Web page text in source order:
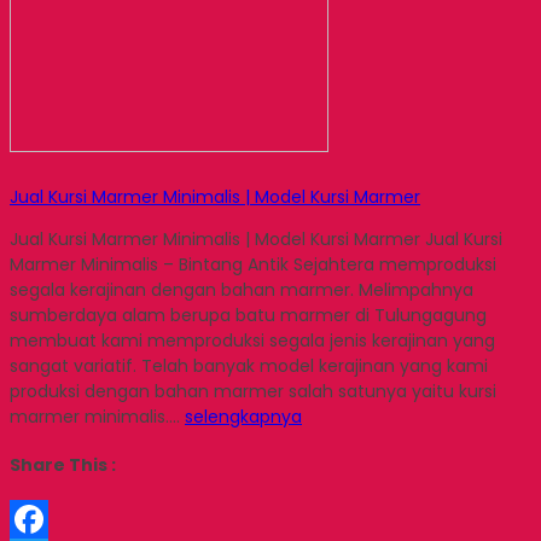
Jual Kursi Marmer Minimalis | Model Kursi Marmer
Jual Kursi Marmer Minimalis | Model Kursi Marmer Jual Kursi
Marmer Minimalis – Bintang Antik Sejahtera memproduksi
segala kerajinan dengan bahan marmer. Melimpahnya
sumberdaya alam berupa batu marmer di Tulungagung
membuat kami memproduksi segala jenis kerajinan yang
sangat variatif. Telah banyak model kerajinan yang kami
produksi dengan bahan marmer salah satunya yaitu kursi
marmer minimalis…. selengkapnya
Share This :